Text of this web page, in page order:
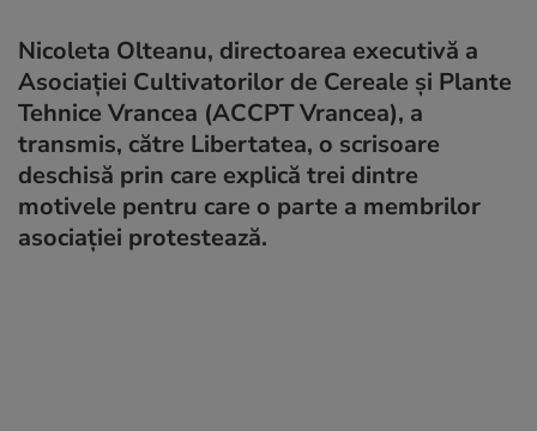
Nicoleta Olteanu, directoarea executivă a
Asociației Cultivatorilor de Cereale și Plante
Tehnice Vrancea (ACCPT Vrancea), a
transmis, către Libertatea, o scrisoare
deschisă prin care explică trei dintre
motivele pentru care o parte a membrilor
asociației protestează.